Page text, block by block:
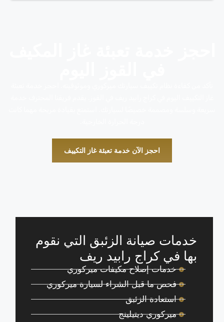
احجز الآن خدمة تعبئة غاز التكييف
خدمات صيانة الزئبق التي نقوم
بها في كراج رابيد ريف
خدمات إصلاح مكيفات ميركوري
فحص ما قبل الشراء لسيارة ميركوري
استعادة الزئبق
ميركوري ديتيلينج